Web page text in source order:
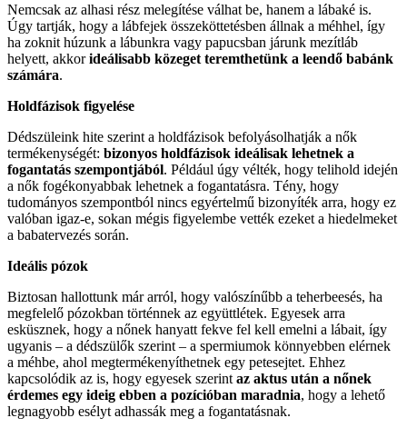
Nemcsak az alhasi rész melegítése válhat be, hanem a lábaké is.
Úgy tartják, hogy a lábfejek összeköttetésben állnak a méhhel, így
ha zoknit húzunk a lábunkra vagy papucsban járunk mezítláb
helyett, akkorideálisabb közeget teremthetünk a leendő babánk
számára.
Holdfázisok figyelése
Dédszüleink hite szerint a holdfázisok befolyásolhatják a nők
termékenységét: bizonyos holdfázisok ideálisak lehetnek a
fogantatás szempontjából. Például úgy vélték, hogy telihold idején
a nők fogékonyabbak lehetnek a fogantatásra. Tény, hogy
tudományos szempontból nincs egyértelmű bizonyíték arra, hogy ez
valóban igaz-e, sokan mégis figyelembe vették ezeket a hiedelmeket
a babatervezés során.
Ideális pózok
Biztosan hallottunk már arról, hogy valószínűbb a teherbeesés, ha
megfelelő pózokban történnek az együttlétek. Egyesek arra
esküsznek, hogy a nőnek hanyatt fekve fel kell emelni a lábait, így
ugyanis – a dédszülők szerint – a spermiumok könnyebben elérnek
a méhbe, ahol megtermékenyíthetnek egy petesejtet. Ehhez
kapcsolódik az is, hogy egyesek szerint az aktus után a nőnek
érdemes egy ideig ebben a pozícióban maradnia, hogy a lehető
legnagyobb esélyt adhassák meg a fogantatásnak.